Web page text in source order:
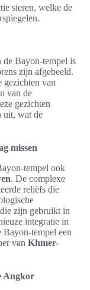
sieren, welke de
de Bayon-tempel is
zijn afgebeeld.
gezichten van
van de
gezichten
uit, wat de
missen
tempel ook
. De complexe
reliëfs die
zijn gebruikt in
integratie in
Bayon-tempel een
van Khmer-
Angkor